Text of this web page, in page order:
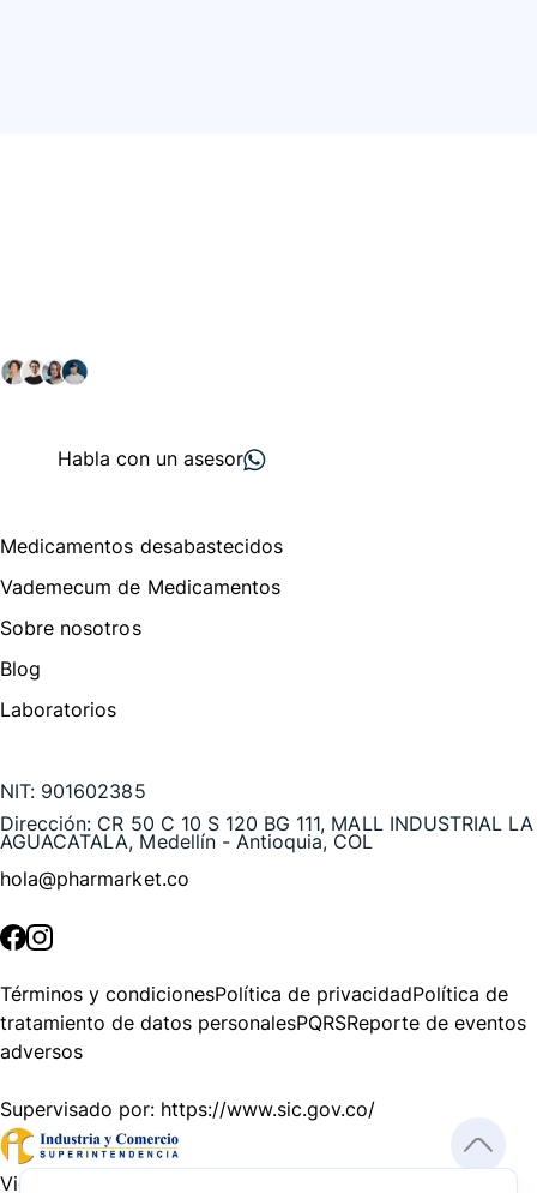
Habla con un asesor
Medicamentos desabastecidos
Vademecum de Medicamentos
Sobre nosotros
Blog
Laboratorios
NIT: 901602385
Dirección: CR 50 C 10 S 120 BG 111, MALL INDUSTRIAL LA
AGUACATALA, Medellín - Antioquia, COL
hola@pharmarket.co
Términos y condicionesPolítica de privacidadPolítica de
tratamiento de datos personalesPQRSReporte de eventos
adversos
Supervisado por: https://www.sic.gov.co/
Vigilado por: